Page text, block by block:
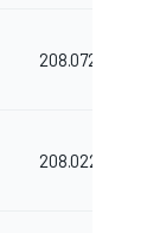
208.072
208.022